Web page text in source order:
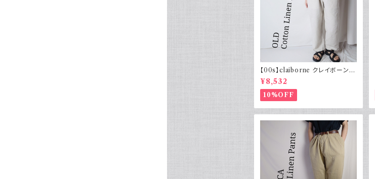
【00s】claiborne クレイボーン リ
ネンコットンパンツ ツータック
¥8,532
10%OFF